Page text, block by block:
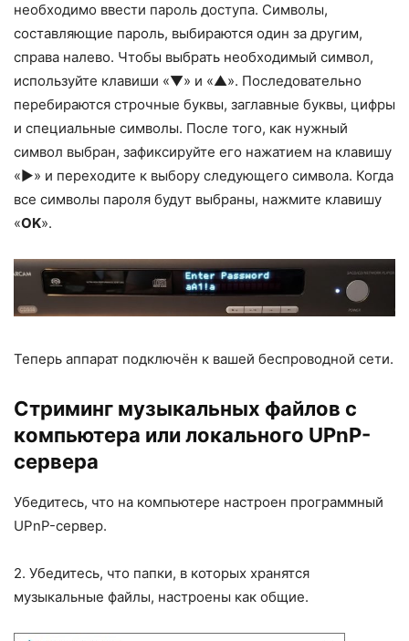
необходимо ввести пароль доступа. Символы,
составляющие пароль, выбираются один за другим,
справа налево. Чтобы выбрать необходимый символ,
используйте клавиши «▼» и «▲». Последовательно
перебираются строчные буквы, заглавные буквы, цифры
и специальные символы. После того, как нужный
символ выбран, зафиксируйте его нажатием на клавишу
«►» и переходите к выбору следующего символа. Когда
все символы пароля будут выбраны, нажмите клавишу
«OK».
Теперь аппарат подключён к вашей беспроводной сети.
Стриминг музыкальных файлов с
компьютера или локального UPnP-
сервера
Убедитесь, что на компьютере настроен программный
UPnP-сервер.
2. Убедитесь, что папки, в которых хранятся
музыкальные файлы, настроены как общие.